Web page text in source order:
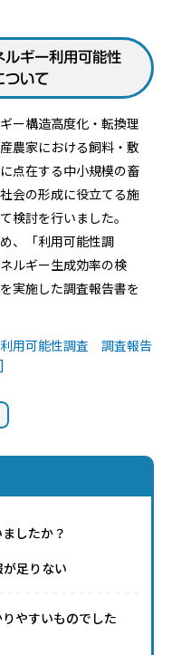
ルギー利用可能性
ついて
ー構造高度化・転換理
農家における飼料・敷
点在する中小規模の畜
会の形成に役立てる施
検討を行いました。
、「利用可能性調
ルギー生成効率の検
実施した調査報告書を
利用可能性調査 調査報告
したか？
が足りない
やすいものでした